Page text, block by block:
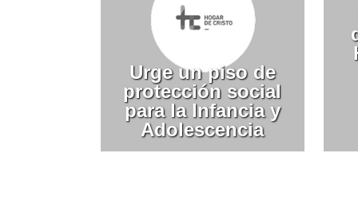
Urge un piso de
protección social
para la Infancia y
Adolescencia